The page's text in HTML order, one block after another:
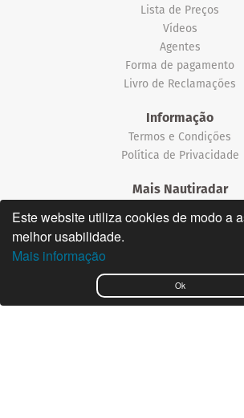
Ok
Este website utiliza cookies de modo a
melhor usabilidade.
Mais informação
Lista de Preços
Vídeos
Agentes
Forma de pagamento
Livro de Reclamações
Informação
Termos e Condições
Política de Privacidade
Mais Nautiradar